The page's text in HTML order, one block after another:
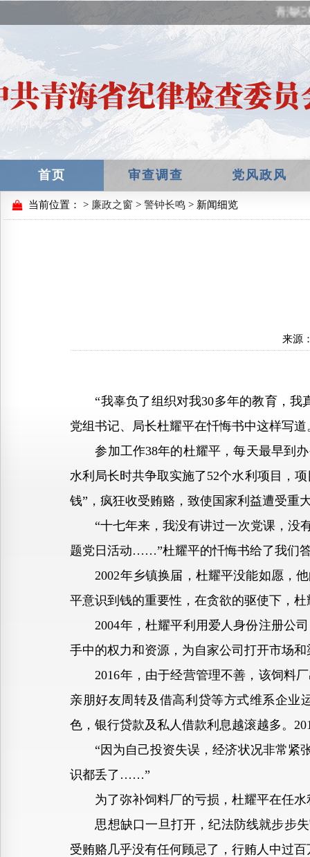
青海纪
首页 审查调查 党风政风
当前位置： > 廉政之窗 > 警钟长鸣 > 新闻细览
来源
“我辜负了组织对我30多年的教育，我
党组书记、局长杜耀平在忏悔书中这样写道
参加工作38年的杜耀平，每天最早到办
水利局长时共争取实施了52个水利项目，
钱”，疯狂收受贿赂，致使国家利益遭受重
“十七年来，我没有讲过一次党课，没有
题党日活动……”杜耀平的忏悔书给了我们
2002年乡镇换届，杜耀平没能如愿，他
平意识到钱的重要性，在贪欲的驱使下，
2004年，杜耀平利用爱人身份注册公司
手中的权力和资源，为自家公司打开市场和
2016年，由于经营管理不善，该饲料厂
亲朋好友周转及借高利贷等方式维系企业
色，银行贷款及私人借款利息越滚越多。
“因为自己投资失误，经济状况非常紧张
识都丢了……”
为了弥补饲料厂的亏损，杜耀平在任水
思想缺口一旦打开，纪法防线就步步失
受贿赂几乎没有任何顾忌了，行贿人中过